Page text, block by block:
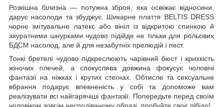
Розкішна білизна — потужна зброя, яка освіжає відносини,
дарує насолоди та збуджує. Шикарне плаття BELTIS DRESS
чорне імітувальне латекс або вініл із відкритою спинкою й
акуратними шнурками чудово підійде не тільки для рольових
БДСМ насолод, але й для незабутніх прелюдій і пест.
Тонкі бретелі чудово підкреслюють чарівний бюст і крихкість
жіночих плечей, а спокуслива довжина фокусує чоловічі
фантазії на ніжках і крутих стегнах. Обтисле та сексуальне
вбрання подарує впевненість у собі та допоможе вам
реалізувати всі найгарячіші фантазії. Попередьте перед своїм
чоловіком зовсім несподіваному образі, пробуйте своє лібідо!